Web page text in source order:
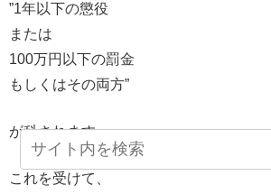
”1年以下の懲役
または
100万円以下の罰金
もしくはその両方”
が科されます。
これを受けて、